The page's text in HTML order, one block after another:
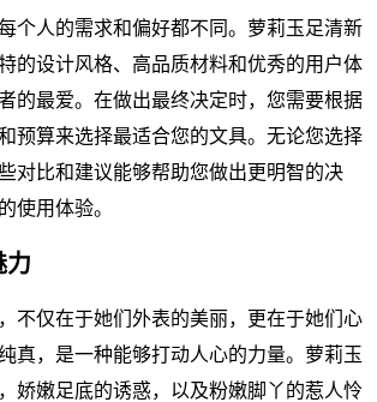
个人的需求和偏好都不同。萝莉玉足清新
的设计风格、高品质材料和优秀的用户体
的最爱。在做出最终决定时，您需要根据
预算来选择最适合您的文具。无论您选择
对比和建议能够帮助您做出更明智的决
使用体验。
力
不仅在于她们外表的美丽，更在于她们心
真，是一种能够打动人心的力量。萝莉玉
娇嫩足底的诱惑，以及粉嫩脚丫的惹人怜